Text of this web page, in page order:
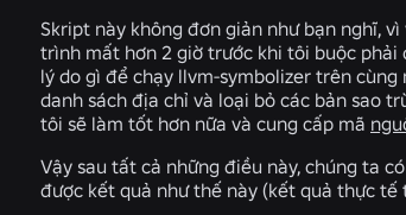
Skript này không đơn giản như bạn nghĩ,
trình mất hơn 2 giờ trước khi tôi buộc phải
lý do gì để chạy llvm-symbolizer trên
danh sách địa chỉ và loại bỏ các bản sao
tôi sẽ làm tốt hơn nữa và cung cấp mã
Vậy sau tất cả những điều này, chúng ta
được kết quả như thế này (kết quả thực